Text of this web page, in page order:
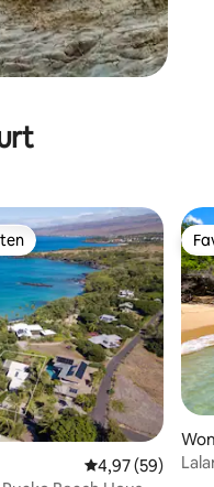
op 5, 28 recensies
Gemiddelde
4,97 (59)